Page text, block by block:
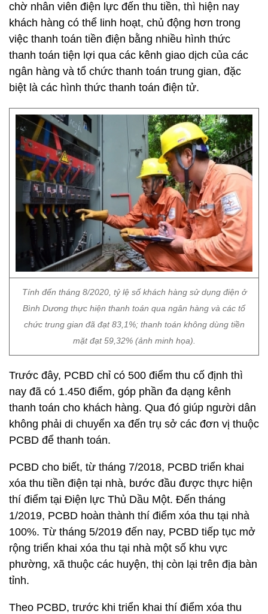
chờ nhân viên điện lực đến thu tiền, thì hiện nay
khách hàng có thể linh hoạt, chủ động hơn trong
việc thanh toán tiền điện bằng nhiều hình thức
thanh toán tiện lợi qua các kênh giao dịch của các
ngân hàng và tổ chức thanh toán trung gian, đặc
biệt là các hình thức thanh toán điện tử.
Tính đến tháng 8/2020, tỷ lệ số khách hàng sử dụng điện ở
Bình Dương thực hiện thanh toán qua ngân hàng và các tổ
chức trung gian đã đạt 83,1%; thanh toán không dùng tiền
mặt đạt 59,32% (ảnh minh họa).
Trước đây, PCBD chỉ có 500 điểm thu cố định thì
nay đã có 1.450 điểm, góp phần đa dạng kênh
thanh toán cho khách hàng. Qua đó giúp người dân
không phải di chuyển xa đến trụ sở các đơn vị thuộc
PCBD để thanh toán.
PCBD cho biết, từ tháng 7/2018, PCBD triển khai
xóa thu tiền điện tại nhà, bước đầu được thực hiện
thí điểm tại Điện lực Thủ Dầu Một. Đến tháng
1/2019, PCBD hoàn thành thí điểm xóa thu tại nhà
100%. Từ tháng 5/2019 đến nay, PCBD tiếp tục mở
rộng triển khai xóa thu tại nhà một số khu vực
phường, xã thuộc các huyện, thị còn lại trên địa bàn
tỉnh.
Theo PCBD, trước khi triển khai thí điểm xóa thu